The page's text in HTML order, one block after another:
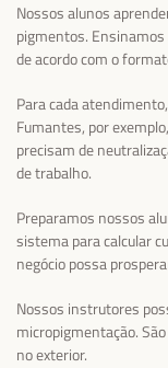
Nossos alunos
pigmentos. Ensinamos
de acordo com o
Para cada
Fumantes, por
precisam de
de trabalho.
Preparamos nossos
sistema para calcular
negócio possa
Nossos instrutores
micropigmentação.
no exterior.